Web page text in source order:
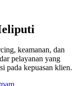
keamanan, dan
pelayanan yang
pada kepuasan klien.